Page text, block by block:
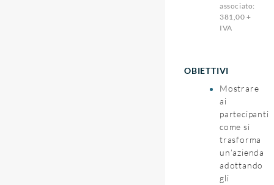
associato:
381,00 +
IVA
OBIETTIVI
Mostrare
ai
partecipanti
come si
trasforma
un’azienda
adottando
gli